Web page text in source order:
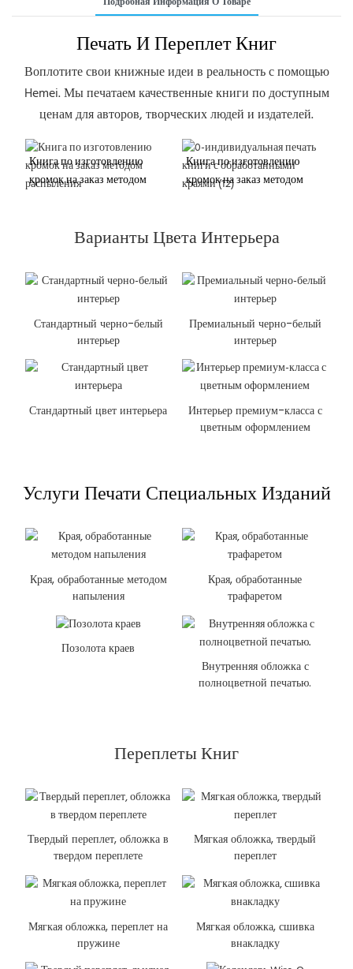
Печать И Переплет Книг
Воплотите свои книжные идеи в реальность с помощью
Hemei. Мы печатаем качественные книги по доступным
ценам для авторов, творческих людей и издателей.
Книга по изготовлению
кромок на заказ методом
Книга по изготовлению
кромок на заказ методом
Варианты Цвета Интерьера
Стандартный черно-белый
интерьер
Премиальный черно-белый
интерьер
Стандартный цвет интерьера
Интерьер премиум-класса с
цветным оформлением
Услуги Печати Специальных Изданий
Края, обработанные методом
напыления
Края, обработанные
трафаретом
Позолота краев
Внутренняя обложка с
полноцветной печатью.
Переплеты Книг
Твердый переплет, обложка в
твердом переплете
Мягкая обложка, твердый
переплет
Мягкая обложка, переплет на
пружине
Мягкая обложка, сшивка
внакладку